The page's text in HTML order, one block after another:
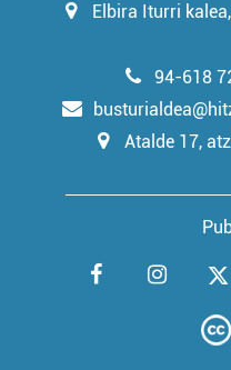
Elbira Iturri
94-618
Atalde 17,